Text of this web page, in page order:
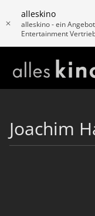
alleskino
alleskino - ein
Entertainment
Joachim